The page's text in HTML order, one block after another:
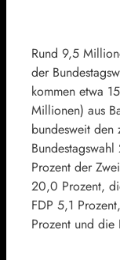
Rund 9,5
der
kommen etwa
Millionen) aus
bundesweit den
Prozent der
20,0 Prozent,
FDP 5,1
Prozent und